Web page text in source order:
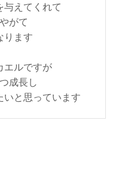
与えてくれて
がて
ります
エルですが
成長し
いと思っています